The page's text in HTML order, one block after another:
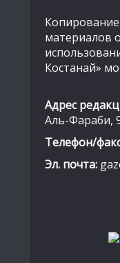
материалов
Костанай»
Адрес
Аль-Фараби,
Телефон/
Эл. почта: